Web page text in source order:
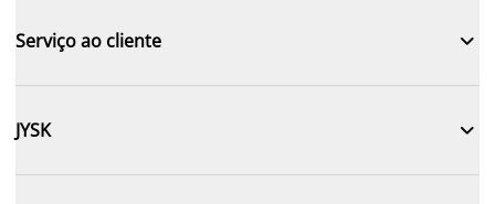
Serviço ao cliente 
JYSK 